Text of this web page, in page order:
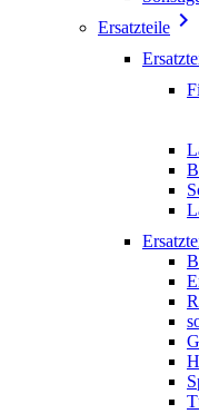
Ersatzteile 